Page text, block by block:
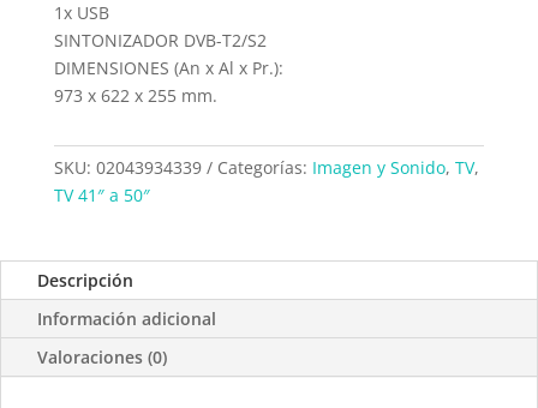
1x USB
SINTONIZADOR DVB-T2/S2
DIMENSIONES (An x Al x Pr.):
973 x 622 x 255 mm.
SKU: 02043934339 Categorías: Imagen y Sonido, TV,
TV 41″ a 50″
Descripción
Información adicional
Valoraciones (0)